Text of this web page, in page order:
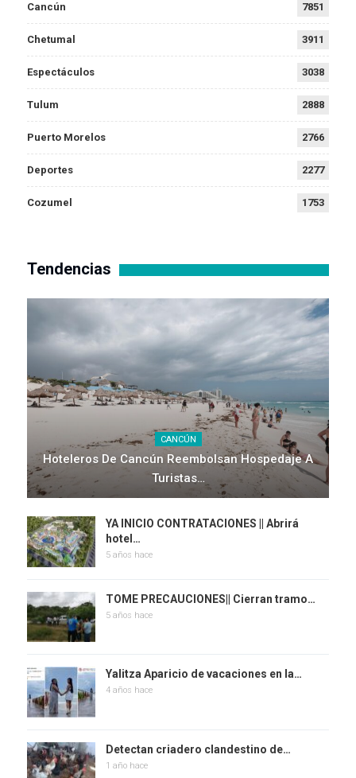
Cancún 7851
Chetumal 3911
Espectáculos 3038
Tulum 2888
Puerto Morelos 2766
Deportes 2277
Cozumel 1753
Tendencias
CANCÚN
Hoteleros De Cancún Reembolsan Hospedaje A
Turistas…
YA INICIO CONTRATACIONES || Abrirá
hotel…
5 años hace
TOME PRECAUCIONES|| Cierran tramo…
5 años hace
Yalitza Aparicio de vacaciones en la…
4 años hace
Detectan criadero clandestino de…
1 año hace